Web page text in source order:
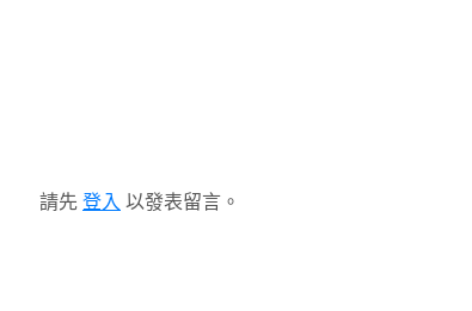
請先 登入 以發表留言。